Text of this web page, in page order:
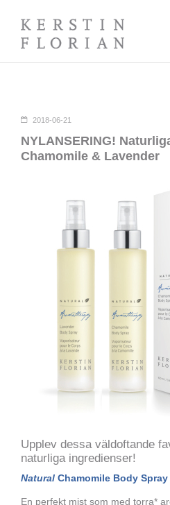
2018-06-21
NYLANSERING!
Chamomile & Lavender
Upplev dessa väldoftande
naturliga ingredienser!
Natural Chamomile Body Spray
En perfekt mist som med torra*